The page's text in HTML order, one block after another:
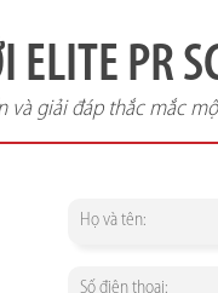
ELITE PR
và giải đáp thắc mắc